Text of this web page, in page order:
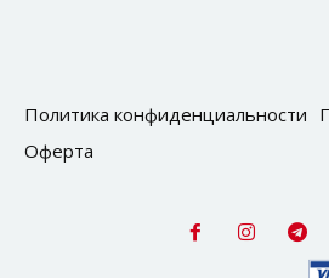
Политика конфиденциальности
Оферта